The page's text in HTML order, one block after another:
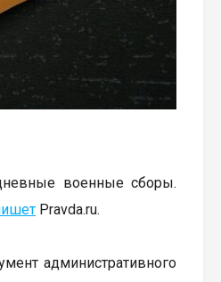
военные сборы.
Pravda.ru.
административного